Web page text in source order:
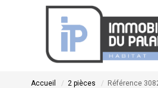
Accueil 2 pièces Référence